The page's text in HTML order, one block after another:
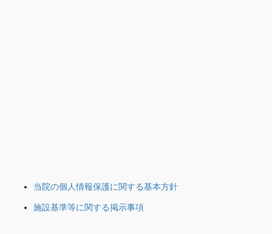
当院の個人情報保護に関する基本方針
施設基準等に関する掲示事項